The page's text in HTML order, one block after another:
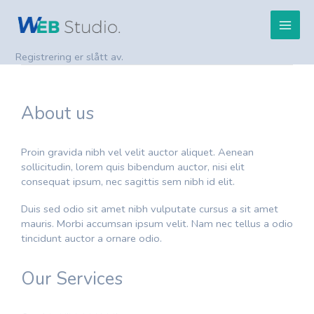
innholdet
Main
Registrering er slått av.
About us
Proin gravida nibh vel velit auctor aliquet. Aenean
sollicitudin, lorem quis bibendum auctor, nisi elit
consequat ipsum, nec sagittis sem nibh id elit.
Duis sed odio sit amet nibh vulputate cursus a sit amet
mauris. Morbi accumsan ipsum velit. Nam nec tellus a odio
tincidunt auctor a ornare odio.
Our Services